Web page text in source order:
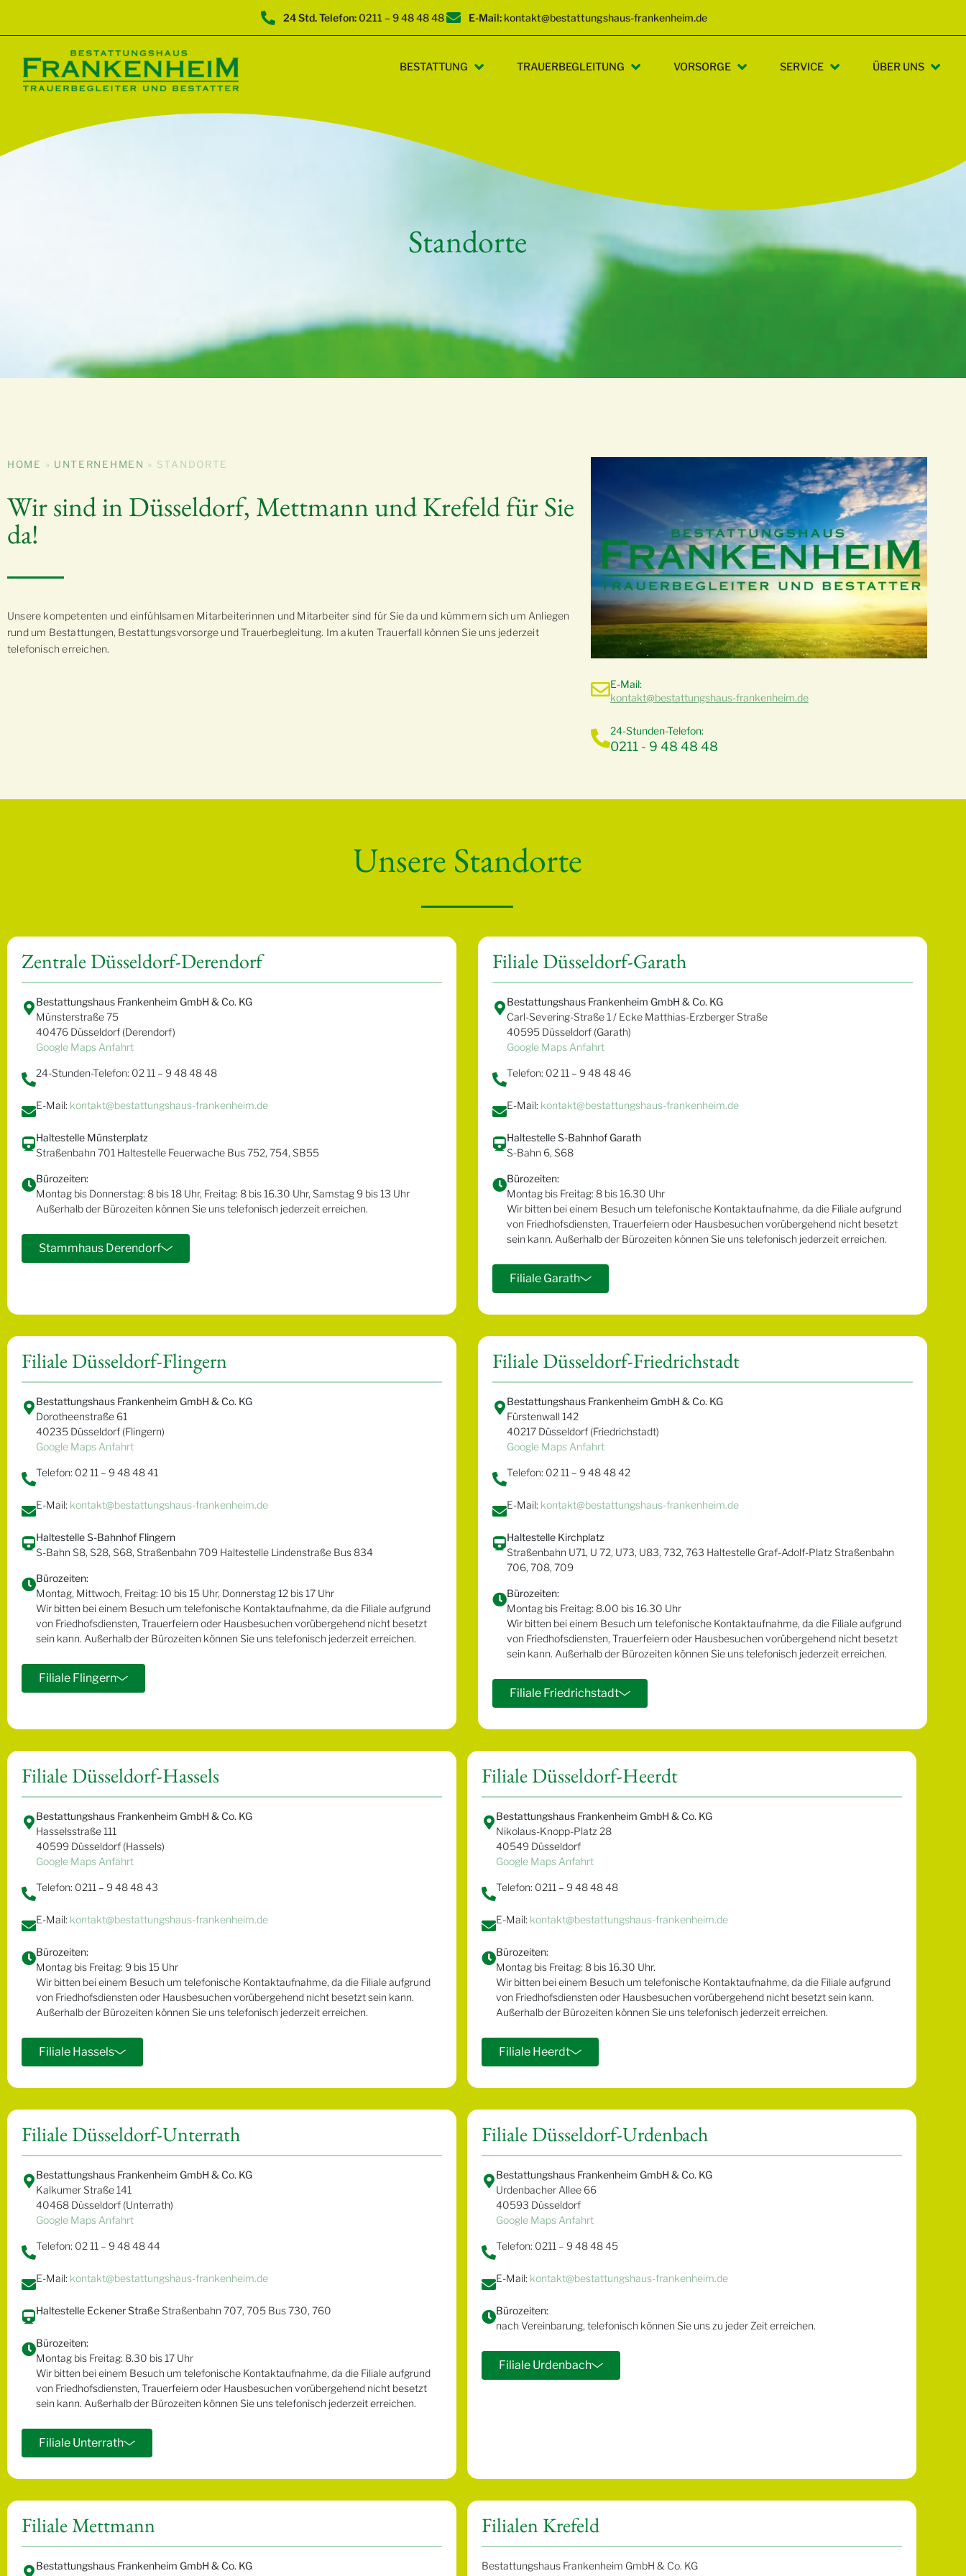
24 Std. Telefon:0211 – 9 48 48 48 E-Mail: kontakt@bestattungshaus-frankenheim.de
BESTATTUNG TRAUERBEGLEITUNG VORSORGE SERVICE ÜBER UNS
Standorte
HOME » UNTERNEHMEN » STANDORTE
Wir sind in Düsseldorf, Mettmann und Krefeld für Sie
da!
Unsere kompetenten und einfühlsamen Mitarbeiterinnen und Mitarbeiter sind für Sie da und kümmern sich um Anliegen
rund um Bestattungen, Bestattungsvorsorge und Trauerbegleitung. Im akuten Trauerfall können Sie uns jederzeit
telefonisch erreichen.
E-Mail:
kontakt@bestattungshaus-frankenheim.de
24-Stunden-Telefon:
0211 - 9 48 48 48
Unsere Standorte
Zentrale Düsseldorf-Derendorf
Bestattungshaus Frankenheim GmbH & Co. KG
Münsterstraße 75
40476 Düsseldorf (Derendorf)
Google Maps Anfahrt
24-Stunden-Telefon: 02 11 – 9 48 48 48
E-Mail: kontakt@bestattungshaus-frankenheim.de
Haltestelle Münsterplatz
Straßenbahn 701 Haltestelle Feuerwache Bus 752, 754, SB55
Bürozeiten:
Montag bis Donnerstag: 8 bis 18 Uhr, Freitag: 8 bis 16.30 Uhr, Samstag 9 bis 13 Uhr
Außerhalb der Bürozeiten können Sie uns telefonisch jederzeit erreichen.
Stammhaus Derendorf
Filiale Düsseldorf-Garath
Bestattungshaus Frankenheim GmbH & Co. KG
Carl-Severing-Straße 1 / Ecke Matthias-Erzberger Straße
40595 Düsseldorf (Garath)
Google Maps Anfahrt
Telefon: 02 11 – 9 48 48 46
E-Mail: kontakt@bestattungshaus-frankenheim.de
Haltestelle S-Bahnhof Garath
S-Bahn 6, S68
Bürozeiten:
Montag bis Freitag: 8 bis 16.30 Uhr
Wir bitten bei einem Besuch um telefonische Kontaktaufnahme, da die Filiale aufgrund
von Friedhofsdiensten, Trauerfeiern oder Hausbesuchen vorübergehend nicht besetzt
sein kann. Außerhalb der Bürozeiten können Sie uns telefonisch jederzeit erreichen.
Filiale Garath
Filiale Düsseldorf-Flingern
Bestattungshaus Frankenheim GmbH & Co. KG
Dorotheenstraße 61
40235 Düsseldorf (Flingern)
Google Maps Anfahrt
Telefon: 02 11 – 9 48 48 41
E-Mail: kontakt@bestattungshaus-frankenheim.de
Haltestelle S-Bahnhof Flingern
S-Bahn S8, S28, S68, Straßenbahn 709 Haltestelle Lindenstraße Bus 834
Bürozeiten:
Montag, Mittwoch, Freitag: 10 bis 15 Uhr, Donnerstag 12 bis 17 Uhr
Wir bitten bei einem Besuch um telefonische Kontaktaufnahme, da die Filiale aufgrund
von Friedhofsdiensten, Trauerfeiern oder Hausbesuchen vorübergehend nicht besetzt
sein kann. Außerhalb der Bürozeiten können Sie uns telefonisch jederzeit erreichen.
Filiale Flingern
Filiale Düsseldorf-Friedrichstadt
Bestattungshaus Frankenheim GmbH & Co. KG
Fürstenwall 142
40217 Düsseldorf (Friedrichstadt)
Google Maps Anfahrt
Telefon: 02 11 – 9 48 48 42
E-Mail: kontakt@bestattungshaus-frankenheim.de
Haltestelle Kirchplatz
Straßenbahn U71, U 72, U73, U83, 732, 763 Haltestelle Graf-Adolf-Platz Straßenbahn
706, 708, 709
Bürozeiten:
Montag bis Freitag: 8.00 bis 16.30 Uhr
Wir bitten bei einem Besuch um telefonische Kontaktaufnahme, da die Filiale aufgrund
von Friedhofsdiensten, Trauerfeiern oder Hausbesuchen vorübergehend nicht besetzt
sein kann. Außerhalb der Bürozeiten können Sie uns telefonisch jederzeit erreichen.
Filiale Friedrichstadt
Filiale Düsseldorf-Hassels
Bestattungshaus Frankenheim GmbH & Co. KG
Hasselsstraße 111
40599 Düsseldorf (Hassels)
Google Maps Anfahrt
Telefon: 0211 – 9 48 48 43
E-Mail: kontakt@bestattungshaus-frankenheim.de
Bürozeiten:
Montag bis Freitag: 9 bis 15 Uhr
Wir bitten bei einem Besuch um telefonische Kontaktaufnahme, da die Filiale aufgrund
von Friedhofsdiensten oder Hausbesuchen vorübergehend nicht besetzt sein kann.
Außerhalb der Bürozeiten können Sie uns telefonisch jederzeit erreichen.
Filiale Hassels
Filiale Düsseldorf-Heerdt
Bestattungshaus Frankenheim GmbH & Co. KG
Nikolaus-Knopp-Platz 28
40549 Düsseldorf
Google Maps Anfahrt
Telefon: 0211 – 9 48 48 48
E-Mail: kontakt@bestattungshaus-frankenheim.de
Bürozeiten:
Montag bis Freitag: 8 bis 16.30 Uhr.
Wir bitten bei einem Besuch um telefonische Kontaktaufnahme, da die Filiale aufgrund
von Friedhofsdiensten oder Hausbesuchen vorübergehend nicht besetzt sein kann.
Außerhalb der Bürozeiten können Sie uns telefonisch jederzeit erreichen.
Filiale Heerdt
Filiale Düsseldorf-Unterrath
Bestattungshaus Frankenheim GmbH & Co. KG
Kalkumer Straße 141
40468 Düsseldorf (Unterrath)
Google Maps Anfahrt
Telefon: 02 11 – 9 48 48 44
E-Mail: kontakt@bestattungshaus-frankenheim.de
Haltestelle Eckener Straße Straßenbahn 707, 705 Bus 730, 760
Bürozeiten:
Montag bis Freitag: 8.30 bis 17 Uhr
Wir bitten bei einem Besuch um telefonische Kontaktaufnahme, da die Filiale aufgrund
von Friedhofsdiensten, Trauerfeiern oder Hausbesuchen vorübergehend nicht besetzt
sein kann. Außerhalb der Bürozeiten können Sie uns telefonisch jederzeit erreichen.
Filiale Unterrath
Filiale Düsseldorf-Urdenbach
Bestattungshaus Frankenheim GmbH & Co. KG
Urdenbacher Allee 66
40593 Düsseldorf
Google Maps Anfahrt
Telefon: 0211 – 9 48 48 45
E-Mail: kontakt@bestattungshaus-frankenheim.de
Bürozeiten:
nach Vereinbarung, telefonisch können Sie uns zu jeder Zeit erreichen.
Filiale Urdenbach
Filiale Mettmann
Bestattungshaus Frankenheim GmbH & Co. KG
Filialen Krefeld
Bestattungshaus Frankenheim GmbH & Co. KG